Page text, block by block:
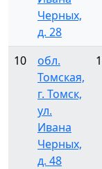
Черных,
д. 28
10
обл.
Томская,
г. Томск,
ул.
Ивана
Черных,
д. 48